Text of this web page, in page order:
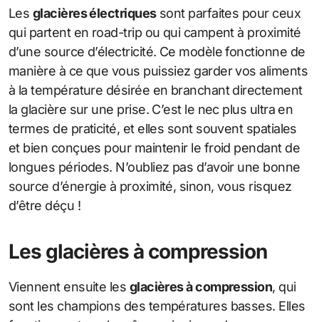
Les glacières électriquessont parfaites pour ceux
qui partent en road-trip ou qui campent à proximité
d’une source d’électricité. Ce modèle fonctionne de
manière à ce que vous puissiez garder vos aliments
à la température désirée en branchant directement
la glacière sur une prise. C’est le nec plus ultra en
termes de praticité, et elles sont souvent spatiales
et bien conçues pour maintenir le froid pendant de
longues périodes. N’oubliez pas d’avoir une bonne
source d’énergie à proximité, sinon, vous risquez
d’être déçu !
Les glacières à compression
Viennent ensuite les glacières à compression, qui
sont les champions des températures basses. Elles